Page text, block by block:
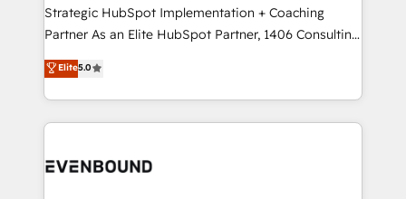
companies that divide their offer into 4
Competence Centers: Smart Manufacturing,
The synergies generated by these integrations,
together with the combination of talents, skills,
to accompany companies on their digital
Strategic HubSpot Implementation + Coaching
Partner As an Elite HubSpot Partner, 1406 Consulting
helps mid-market revenue teams transform how
they sell, market, and serve. We don't just build your
HubSpot—we teach your team to own it, then stay
to help you keep winning. What We Do ⚙️ CRM
Data & Content 📈 Sales & Marketing Alignment +
Elite5.0